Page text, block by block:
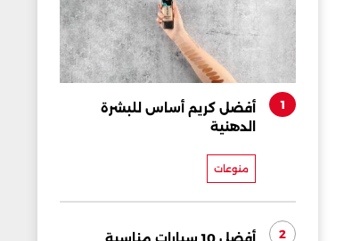
1
أفضل كريم أساس للبشرة
الدهنية
منوعات
2